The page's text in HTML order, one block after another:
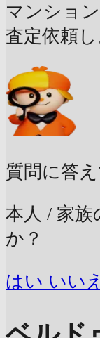
マンショ
査定依頼し
質問に答え
本人 / 家
か？
はい いいえ